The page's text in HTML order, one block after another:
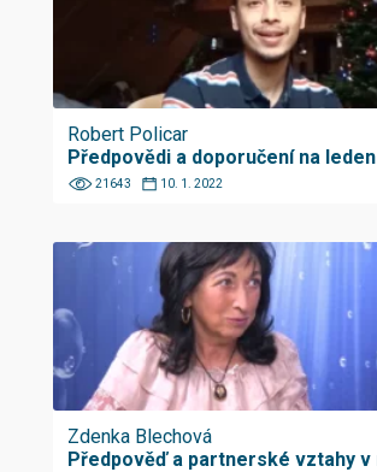
Robert Policar
Předpovědi a doporučení na
21643 10. 1. 2022
Zdenka Blechová
Předpověď a partnerské vztahy v